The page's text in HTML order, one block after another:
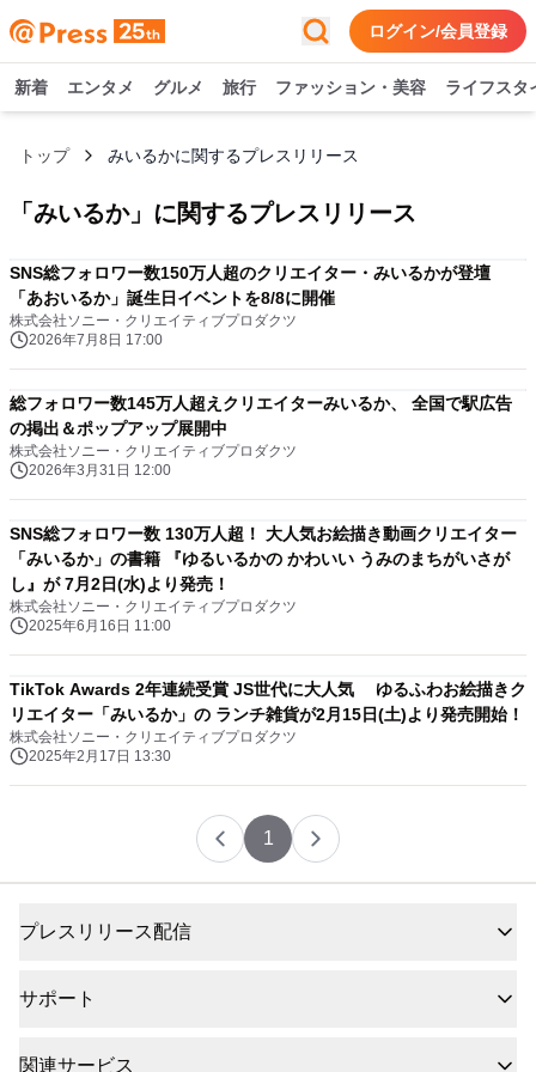
ログイン/会員登録
新着 エンタメ グルメ 旅行 ファッション・美容 ライフスタ
トップ みいるかに関するプレスリリース
「 みいるか」に関するプレスリリース
SNS総フォロワー数150万人超のクリエイター・みいるかが登壇
「あおいるか」誕生日イベントを8/8に開催
株式会社ソニー・クリエイティブプロダクツ
2026年7月8日 17:00
総フォロワー数145万人超えクリエイターみいるか、 全国で駅広告
の掲出＆ポップアップ展開中
株式会社ソニー・クリエイティブプロダクツ
2026年3月31日 12:00
SNS総フォロワー数 130万人超！ 大人気お絵描き動画クリエイター
「みいるか」の書籍 『ゆるいるかの かわいい うみのまちがいさが
し』が 7月2日(水)より発売！
株式会社ソニー・クリエイティブプロダクツ
2025年6月16日 11:00
TikTok Awards 2年連続受賞 JS世代に大人気 ゆるふわお絵描きク
リエイター「みいるか」の ランチ雑貨が2月15日(土)より発売開始！
株式会社ソニー・クリエイティブプロダクツ
2025年2月17日 13:30
1
プレスリリース配信
サポート
関連サービス